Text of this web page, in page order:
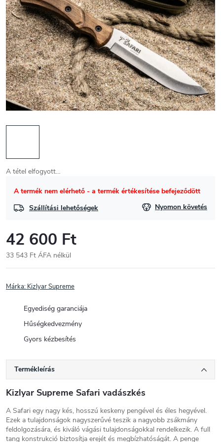
A tétel elfogyott…
A termék nem elérhető - a termék értékesítése befejeződött
Szállítási lehetőségek
Nyomon követés
42 600 Ft
33 543 Ft ÁFA nélkül
Márka: Kizlyar Supreme
Egyediség garanciája
Hűségkedvezmény
Gyors kézbesítés
Termékleírás
Kizlyar Supreme Safari vadászkés
A Safari egy nagy kés, hosszú keskeny pengével és éles hegyével.
Ezek a tulajdonságok nagyszerűvé teszik a nagyobb zsákmány
feldolgozására, és kiváló vágási tulajdonságokkal rendelkezik. A full
tang konstrukció biztosítja erejét és megbízhatóságát. A penge